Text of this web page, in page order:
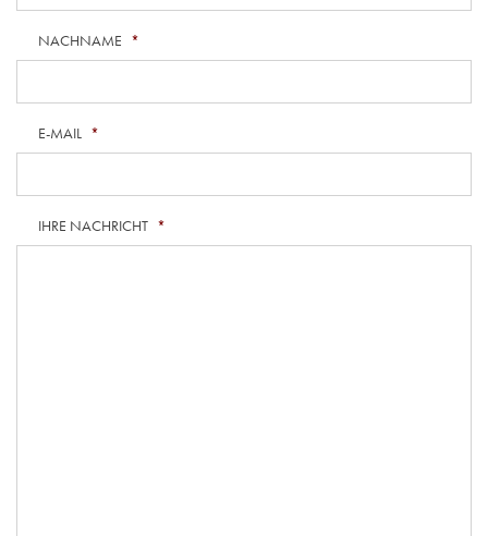
NACHNAME *
E-MAIL *
IHRE NACHRICHT *